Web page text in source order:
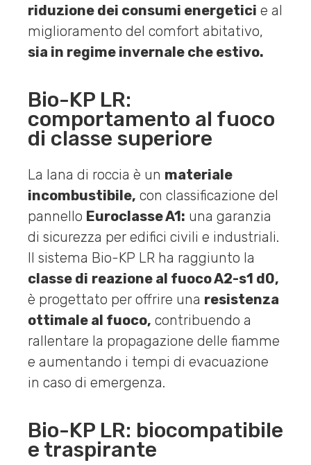
riduzione dei consumi energetici e al
miglioramento del comfort abitativo,
sia in regime invernale che estivo.
Bio-KP LR:
comportamento al fuoco
di classe superiore
La lana di roccia è un materiale
incombustibile, con classificazione del
pannello Euroclasse A1: una garanzia
di sicurezza per edifici civili e industriali.
Il sistema Bio-KP LR ha raggiunto la
classe di reazione al fuoco A2-s1 d0,
è progettato per offrire una resistenza
ottimale al fuoco, contribuendo a
rallentare la propagazione delle fiamme
e aumentando i tempi di evacuazione
in caso di emergenza.
Bio-KP LR: biocompatibile
e traspirante